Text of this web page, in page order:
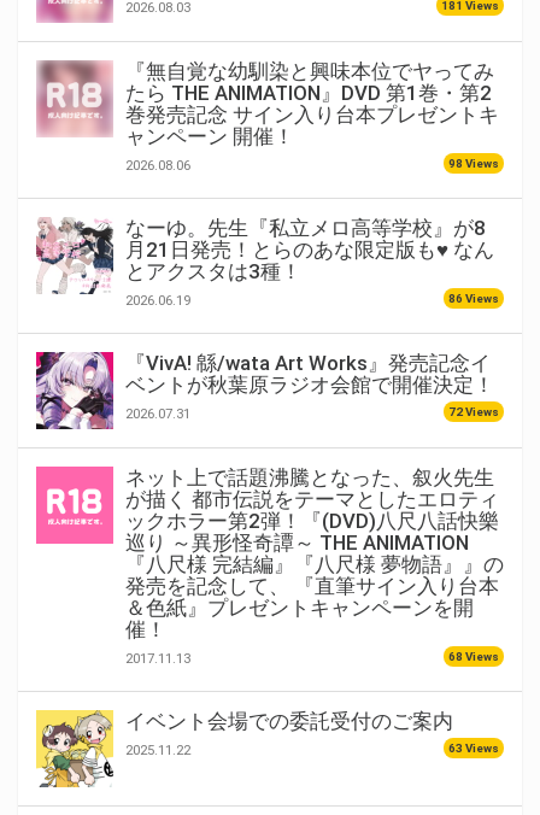
2026.08.03 181 Views
『無自覚な幼馴染と興味本位でヤってみ
たら THE ANIMATION』DVD 第1巻・第2
巻発売記念 サイン入り台本プレゼントキ
ャンペーン 開催！
2026.08.06 98 Views
なーゆ。先生『私立メロ高等学校』が8
月21日発売！とらのあな限定版も♥ なん
とアクスタは3種！
2026.06.19 86 Views
『VivA! 緜/wata Art Works』発売記念イ
ベントが秋葉原ラジオ会館で開催決定！
2026.07.31 72 Views
ネット上で話題沸騰となった、叙火先生
が描く 都市伝説をテーマとしたエロティ
ックホラー第2弾！『(DVD)八尺八話快樂
巡り ～異形怪奇譚～ THE ANIMATION
『八尺様 完結編』『八尺様 夢物語』』の
発売を記念して、 『直筆サイン入り台本
＆色紙』プレゼントキャンペーンを開
催！
2017.11.13 68 Views
イベント会場での委託受付のご案内
2025.11.22 63 Views